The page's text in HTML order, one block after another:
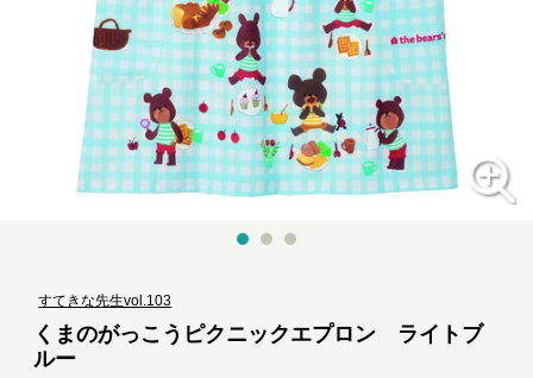
すてきな先生vol.103
くまのがっこうピクニックエプロン ライトブ
ルー